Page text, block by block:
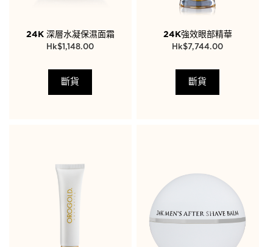
24K 深層水凝保濕面霜
$ 1,148.00
斷貨
24K強效眼部精華
$7,744.00
斷貨